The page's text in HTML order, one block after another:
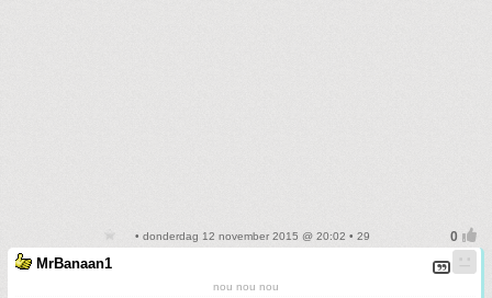
• donderdag 12 november 2015 @ 20:02 • 29
MrBanaan1
nou nou nou